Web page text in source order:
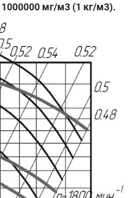
1000000 мг/м3 (1 кг/м3).